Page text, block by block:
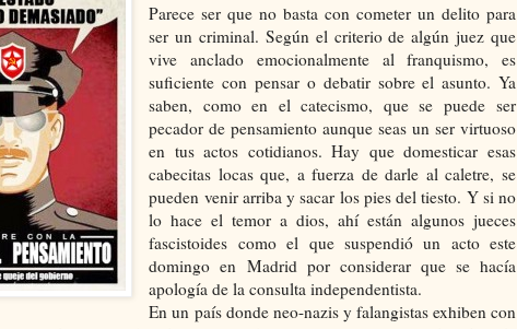
Parece ser que no basta con cometer un delito para
ser un criminal. Según el criterio de algún juez que
vive anclado emocionalmente al franquismo, es
suficiente con pensar o debatir sobre el asunto. Ya
saben, como en el catecismo, que se puede ser
pecador de pensamiento aunque seas un ser virtuoso
en tus actos cotidianos. Hay que domesticar esas
cabecitas locas que, a fuerza de darle al caletre, se
pueden venir arriba y sacar los pies del tiesto. Y si no
lo hace el temor a dios, ahí están algunos jueces
fascistoides como el que suspendió un acto este
domingo en Madrid por considerar que se hacía
apología de la consulta independentista.
En un país donde neo-nazis y falangistas exhiben con